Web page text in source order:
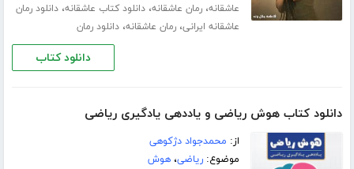
عاشقانه،رمان عاشقانه،دانلود کتاب عاشقانه،دانلود رمان
عاشقانه ایرانی،رمان عاشقانه،دانلود رمان
دانلود کتاب
دانلود کتاب هوش ریاضی و یاددهی یادگیری ریاضی
از: محمدجواد دژکوهی
موضوع:ریاضی،هوش